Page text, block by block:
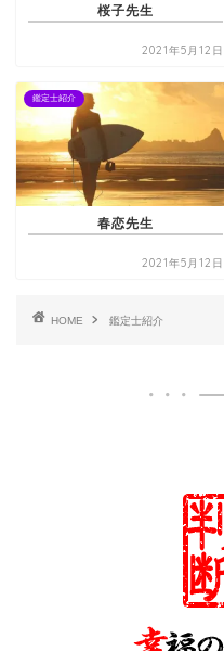
桜子先生
2021年5月12日
鑑定士紹介
春恋先生
2021年5月12日
HOME 鑑定士紹介